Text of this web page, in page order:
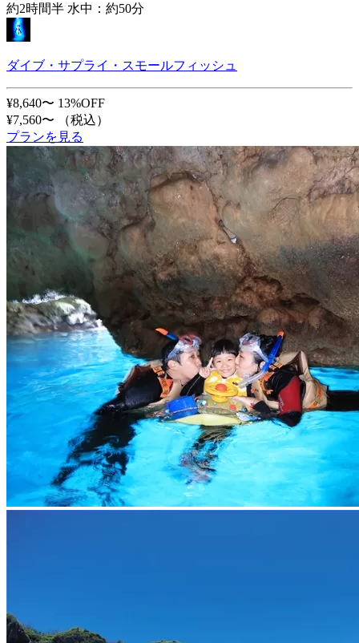
約2時間半 水中：約50分
ダイブ・サプライ・スモールフィッシュ
¥8,640〜 13%OFF
¥7,560〜
（税込）
プランを見る